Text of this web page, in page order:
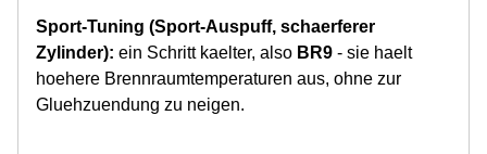
Sport-Tuning (Sport-Auspuff, schaerferer
Zylinder): ein Schritt kaelter, also BR9 - sie haelt
hoehere Brennraumtemperaturen aus, ohne zur
Gluehzuendung zu neigen.